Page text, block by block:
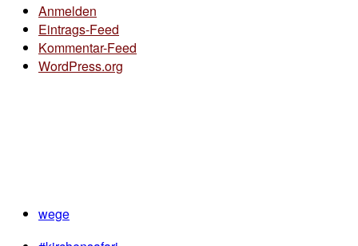
Anmelden
Eintrags-Feed
Kommentar-Feed
WordPress.org
wege